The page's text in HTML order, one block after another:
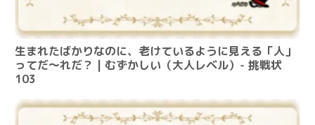
生まれたばかりなのに、老けているように見える「人」
ってだ～れだ？ | むずかしい（大人レベル）- 挑戦状
103